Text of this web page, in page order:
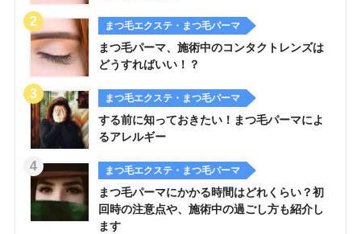
まつ毛エクステ・まつ毛パーマ
まつ毛パーマ、施術中のコンタクトレンズは
どうすればいい！？
まつ毛エクステ・まつ毛パーマ
する前に知っておきたい！まつ毛パーマによ
るアレルギー
まつ毛エクステ・まつ毛パーマ
まつ毛パーマにかかる時間はどれくらい？初
回時の注意点や、施術中の過ごし方も紹介し
ます